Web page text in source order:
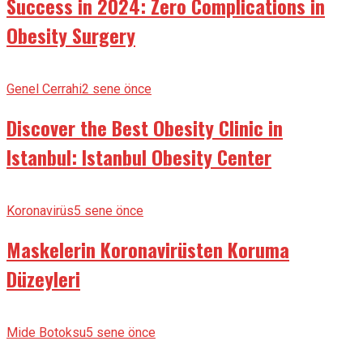
Obesity Surgery
Genel Cerrahi2 sene önce
Discover the Best Obesity Clinic in
Istanbul: Istanbul Obesity Center
Koronavirüs5 sene önce
Maskelerin Koronavirüsten Koruma
Düzeyleri
Mide Botoksu5 sene önce